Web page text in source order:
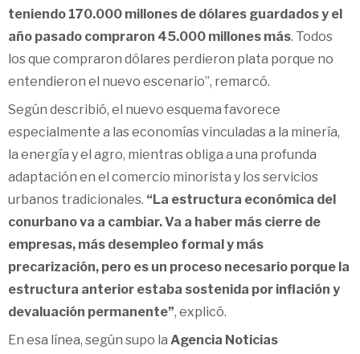
teniendo 170.000 millones de dólares guardados y el
año pasado compraron 45.000 millones más. Todos
los que compraron dólares perdieron plata porque no
entendieron el nuevo escenario”, remarcó.
Según describió, el nuevo esquema favorece
especialmente a las economías vinculadas a la minería,
la energía y el agro, mientras obliga a una profunda
adaptación en el comercio minorista y los servicios
urbanos tradicionales. “La estructura económica del
conurbano va a cambiar. Va a haber más cierre de
empresas, más desempleo formal y más
precarización, pero es un proceso necesario porque la
estructura anterior estaba sostenida por inflación y
devaluación permanente”, explicó.
En esa línea, según supo la Agencia Noticias